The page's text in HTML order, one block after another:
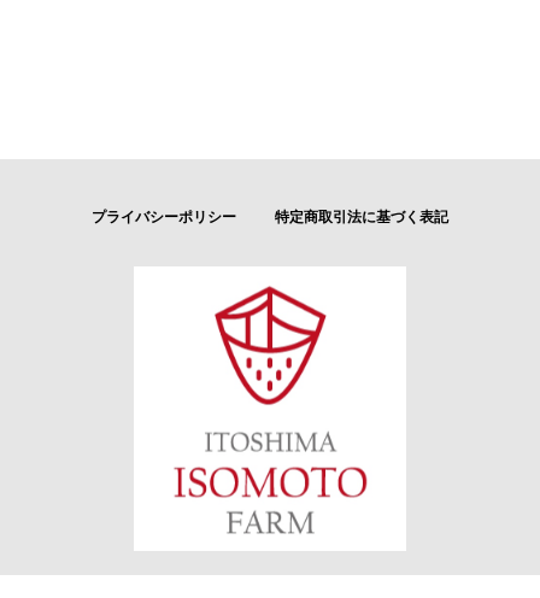
プライバシーポリシー 特定商取引法に基づく表記